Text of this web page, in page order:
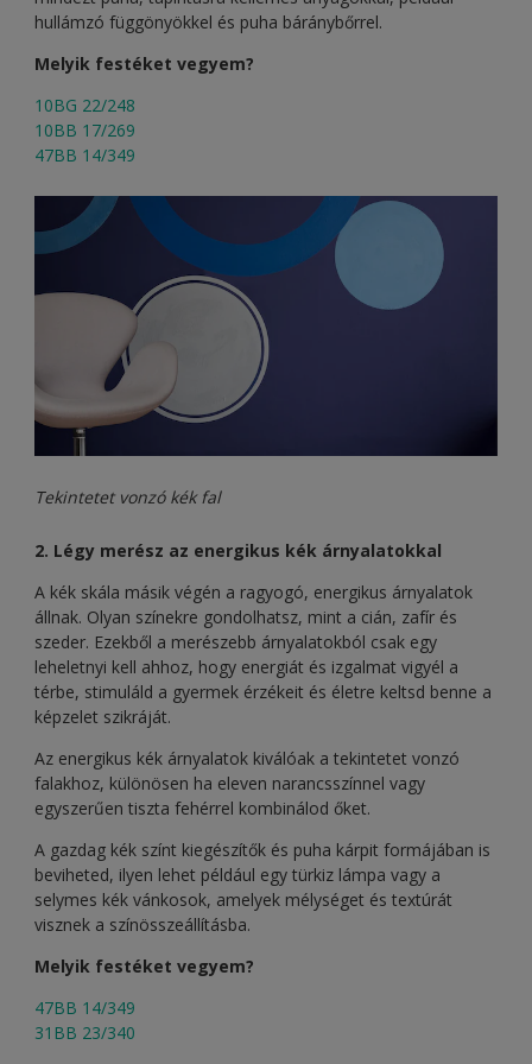
hullámzó függönyökkel és puha báránybőrrel.
Melyik festéket vegyem?
10BG 22/248
10BB 17/269
47BB 14/349
Tekintetet vonzó kék fal
2. Légy merész az energikus kék árnyalatokkal
A kék skála másik végén a ragyogó, energikus árnyalatok
állnak. Olyan színekre gondolhatsz, mint a cián, zafír és
szeder. Ezekből a merészebb árnyalatokból csak egy
leheletnyi kell ahhoz, hogy energiát és izgalmat vigyél a
térbe, stimuláld a gyermek érzékeit és életre keltsd benne a
képzelet szikráját.
Az energikus kék árnyalatok kiválóak a tekintetet vonzó
falakhoz, különösen ha eleven narancsszínnel vagy
egyszerűen tiszta fehérrel kombinálod őket.
A gazdag kék színt kiegészítők és puha kárpit formájában is
beviheted, ilyen lehet például egy türkiz lámpa vagy a
selymes kék vánkosok, amelyek mélységet és textúrát
visznek a színösszeállításba.
Melyik festéket vegyem?
47BB 14/349
31BB 23/340